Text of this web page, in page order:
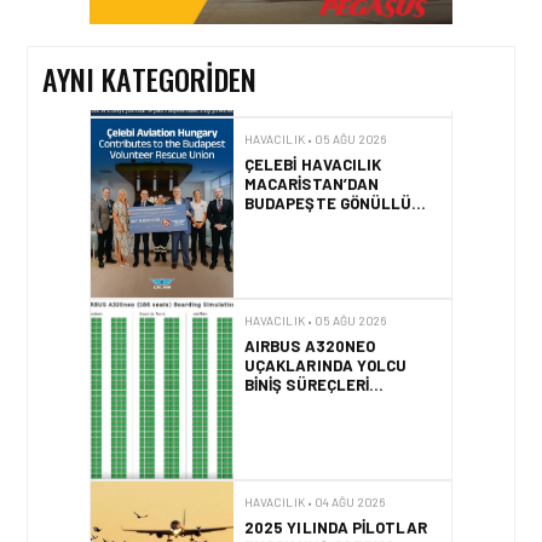
AYNI KATEGORIDEN
ALINIYOR?
ÇELEBI HAVACILIK
MACARISTAN’DAN
BUDAPEŞTE GÖNÜLLÜ
KURTARMA BIRLIĞI’NE
ANLAMLI DESTEK!
AIRBUS A320NEO
BINIŞ SÜREÇLERI
SIMÜLASYONLA TEST
EDILDI!
2025 YILINDA PILOTLAR
ENÇOK KUŞ ÇARPMA
OLAYINI RAPOR ETTI